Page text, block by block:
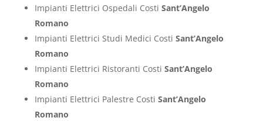
Impianti Elettrici Ospedali Costi Sant’Angelo
Romano
Impianti Elettrici Studi Medici Costi Sant’Angelo
Romano
Impianti Elettrici Ristoranti Costi Sant’Angelo
Romano
Impianti Elettrici Palestre Costi Sant’Angelo
Romano